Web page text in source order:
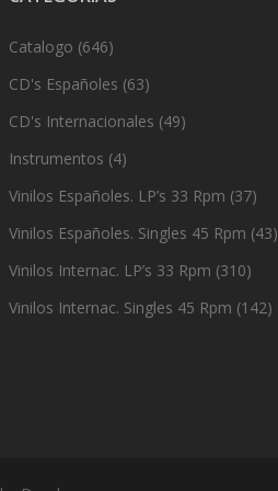
Catalogo (646)
CD's Españoles (63)
CD's Internacionales (49)
Instrumentos (4)
Vinilos Españoles. LP’s 33 Rpm (37)
Vinilos Españoles. Singles 45 Rpm (43)
Vinilos Internac. LP’s 33 Rpm (310)
Vinilos Internac. Singles 45 Rpm (142)